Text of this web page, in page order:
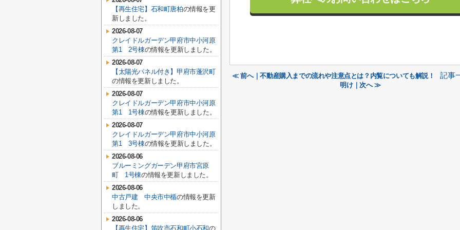
≪ 前へ｜不動産購入までの流れや注意点とは？内覧についても解説！ 記事
明け｜次へ ≫
【再生住宅】石和町唐柏の情報を更
新しました。
2026-08-07
クレイドルガーデン甲府市中小河原
第1 2号棟の情報を更新しました。
2026-08-07
【太陽光パネル付き】甲府市蓬沢町
の情報を更新しました。
2026-08-07
クレイドルガーデン甲府市中小河原
第1 1号棟の情報を更新しました。
2026-08-07
クレイドルガーデン甲府市中小河原
第1 3号棟の情報を更新しました。
2026-08-06
ブルーミングガーデン甲府市宮原
町 1号棟の情報を更新しました。
2026-08-06
中古戸建 中央市中楯の情報を更新
しました。
2026-08-06
【再生住宅】笛吹市石和町小石和の